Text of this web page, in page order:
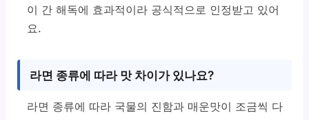
이 간 해독에 효과적이라 공식적으로 인정받고 있어
요.
라면 종류에 따라 맛 차이가 있나요?
라면 종류에 따라 국물의 진함과 매운맛이 조금씩 다